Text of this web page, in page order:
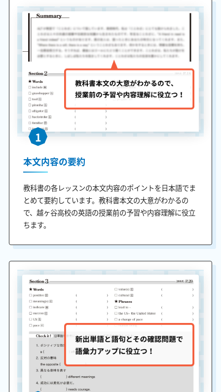
1
本文内容の要約
教科書の各レッスンの本文内容のポイントを日本語でま
とめて要約しています。教科書本文の大意がわかるの
で、越ヶ谷高校の英語の授業前の予習や内容理解に役立
ちます。